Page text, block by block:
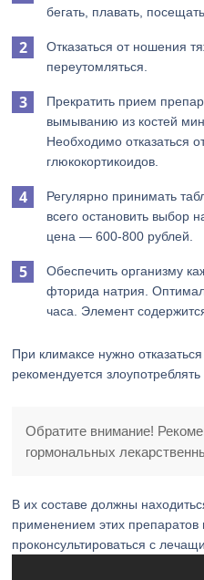
бегать, плавать,
Отказаться от ношения
переутомляться.
Прекратить прием
вымыванию из костей
Необходимо отказаться
глюкокортикоидов.
Регулярно принимать
всего остановить выбор
цена — 600-800 рублей.
Обеспечить организму
фторида натрия.
часа. Элемент
При климаксе нужно
рекомендуется
Обратите внимание!
гормональных
В их составе должны
применением этих препаратов
проконсультироваться с